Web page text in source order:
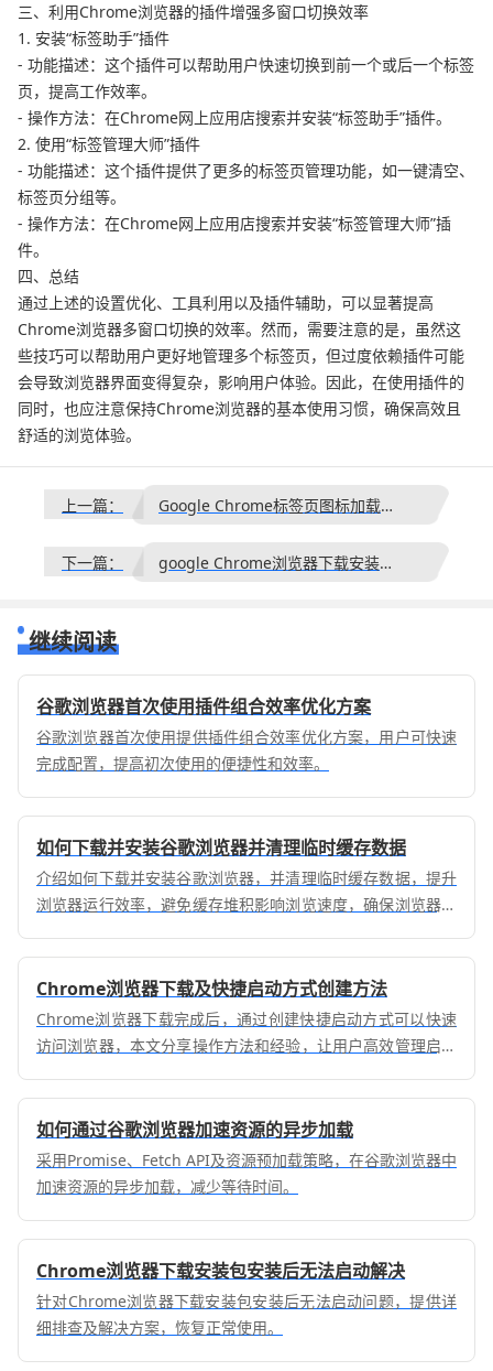
三、利用Chrome浏览器的插件增强多窗口切换效率
1. 安装“标签助手”插件
- 功能描述：这个插件可以帮助用户快速切换到前一个或后一个标签
页，提高工作效率。
- 操作方法：在Chrome网上应用店搜索并安装“标签助手”插件。
2. 使用“标签管理大师”插件
- 功能描述：这个插件提供了更多的标签页管理功能，如一键清空、
标签页分组等。
- 操作方法：在Chrome网上应用店搜索并安装“标签管理大师”插
件。
四、总结
通过上述的设置优化、工具利用以及插件辅助，可以显著提高
Chrome浏览器多窗口切换的效率。然而，需要注意的是，虽然这
些技巧可以帮助用户更好地管理多个标签页，但过度依赖插件可能
会导致浏览器界面变得复杂，影响用户体验。因此，在使用插件的
同时，也应注意保持Chrome浏览器的基本使用习惯，确保高效且
舒适的浏览体验。
上一篇： Google Chrome标签页图标加载失败如何修复favicon显示
下一篇： google Chrome浏览器下载安装及历史记录管理方法
继续阅读
谷歌浏览器首次使用插件组合效率优化方案
谷歌浏览器首次使用提供插件组合效率优化方案，用户可快速
完成配置，提高初次使用的便捷性和效率。
如何下载并安装谷歌浏览器并清理临时缓存数据
介绍如何下载并安装谷歌浏览器，并清理临时缓存数据，提升
浏览器运行效率，避免缓存堆积影响浏览速度，确保浏览器始
Chrome浏览器下载及快捷启动方式创建方法
Chrome浏览器下载完成后，通过创建快捷启动方式可以快速
访问浏览器，本文分享操作方法和经验，让用户高效管理启动
如何通过谷歌浏览器加速资源的异步加载
采用Promise、Fetch API及资源预加载策略，在谷歌浏览器中
加速资源的异步加载，减少等待时间。
Chrome浏览器下载安装包安装后无法启动解决
针对Chrome浏览器下载安装包安装后无法启动问题，提供详
细排查及解决方案，恢复正常使用。